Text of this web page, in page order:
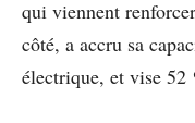
qui viennent
côté, a accru sa
électrique, et vise 52